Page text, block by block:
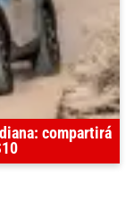
compartirá